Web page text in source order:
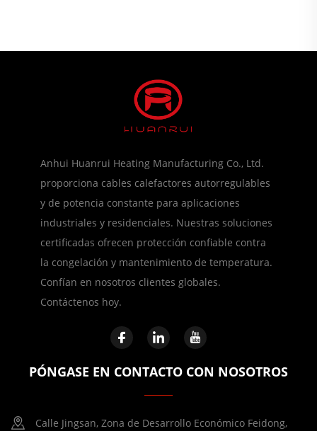
Anhui Huanrui Heating Manufacturing Co., Ltd.
proporciona cables calefactores autorregulables
y de potencia constante para aplicaciones
industriales y residenciales. Nuestras soluciones
certificadas ofrecen protección confiable contra
la congelación y mantenimiento de temperatura.
Confían en nosotros clientes globales.
Contáctenos hoy.
PÓNGASE EN CONTACTO CON NOSOTROS
Calle Jingsan, Zona de Desarrollo Económico Feidong,